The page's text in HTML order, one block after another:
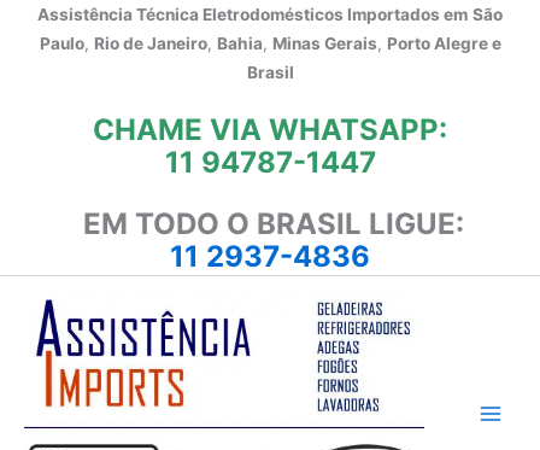
Assistência Técnica Eletrodomésticos Importados em São
Paulo, Rio de Janeiro, Bahia, Minas Gerais, Porto Alegre e
Brasil
CHAME VIA WHATSAPP:
11 94787-1447
EM TODO O BRASIL LIGUE:
11 2937-4836